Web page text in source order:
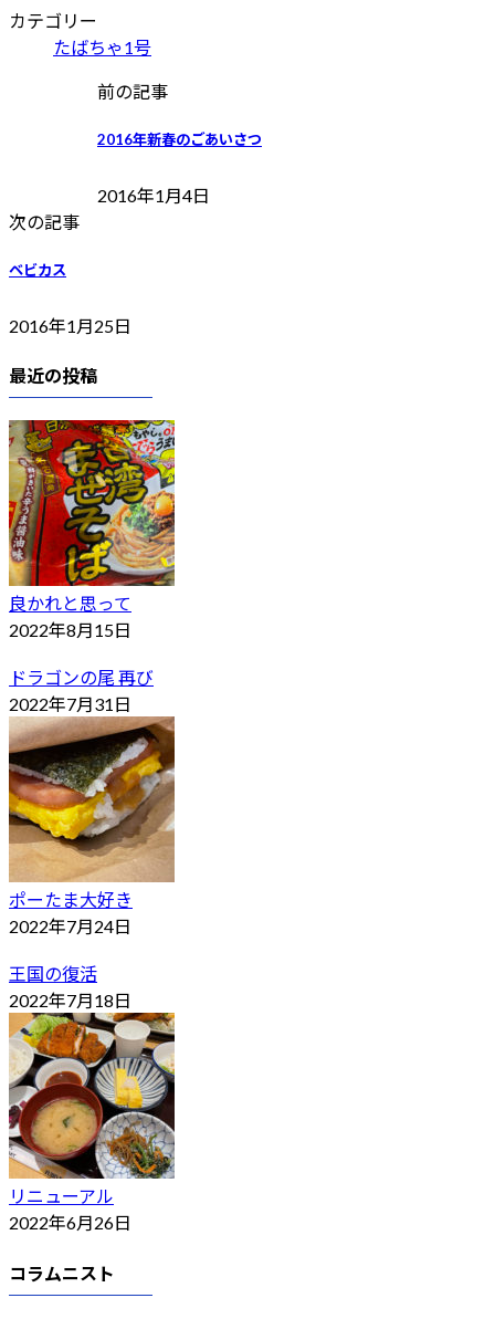
カテゴリー
たばちゃ1号
前の記事
2016年新春のごあいさつ
2016年1月4日
次の記事
ベビカス
2016年1月25日
最近の投稿
良かれと思って
2022年8月15日
ドラゴンの尾 再び
2022年7月31日
ポーたま大好き
2022年7月24日
王国の復活
2022年7月18日
リニューアル
2022年6月26日
コラムニスト